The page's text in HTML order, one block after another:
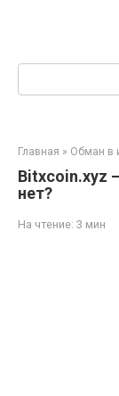
Поиск:
Главная » Обман в
Bitxcoin.xyz
нет?
На чтение: 3 мин